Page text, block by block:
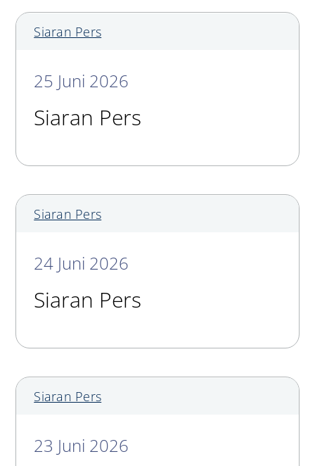
Siaran Pers
25 Juni 2026
Siaran Pers
Siaran Pers
24 Juni 2026
Siaran Pers
Siaran Pers
23 Juni 2026